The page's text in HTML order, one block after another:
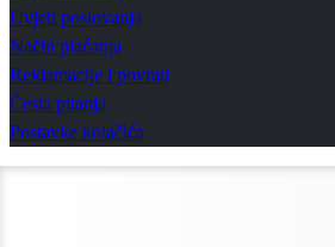
Uvjeti poslovanja
Način plaćanja
Reklamacije i povrati
Česta pitanja
Postavke kolačića